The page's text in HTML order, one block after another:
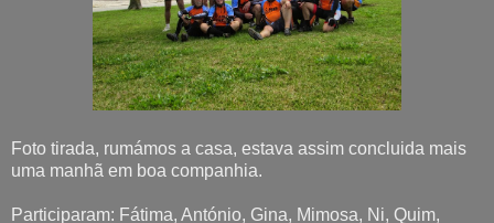
Foto tirada, rumámos a casa, estava assim concluida mais
uma manhã em boa companhia.
Participaram: Fátima, António, Gina, Mimosa, Ni, Quim,